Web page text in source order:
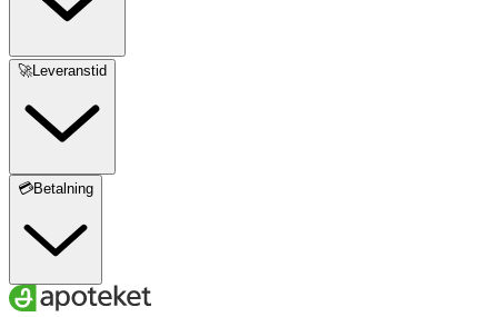
🚀Leveranstid
💳Betalning